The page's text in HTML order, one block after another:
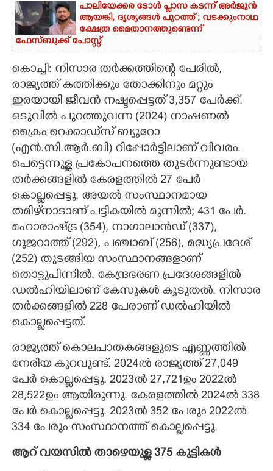
LITERATURE
ZOOM
CONTACT US
പാലിയേക്കര ടോൾ പ്ലാസ കടന്ന് അർജുൻ
ആയങ്കി,​ ദൃശ്യങ്ങൾ പുറത്ത് ; വടക്കുംനാഥ
ക്ഷേത്ര മൈതാനത്തുണ്ടെന്ന്
ഫേസ്ബുക്ക് പോസ്റ്റ്
കൊച്ചി: നിസാര തർക്കത്തിന്റെ പേരിൽ,
രാജ്യത്ത് കത്തിക്കും തോക്കിനും മറ്റും
ഇരയായി ജീവൻ നഷ്ടപ്പെട്ടത് 3,357 പേർക്ക്.
ഒടുവിൽ പുറത്തുവന്ന (2024) നാഷണൽ
ക്രൈം റെക്കാഡ്‌സ് ബ്യൂറോ
(എൻ.സി.ആർ.ബി) റിപ്പോർട്ടിലാണ് വിവരം.
പെട്ടെന്നുള്ള പ്രകോപനത്തെ തുടർന്നുണ്ടായ
തർക്കങ്ങളിൽ കേരളത്തിൽ 27 പേർ
കൊല്ലപ്പെട്ടു. അയൽ സംസ്ഥാനമായ
തമിഴ്‌നാടാണ് പട്ടികയിൽ മുന്നിൽ; 431 പേർ.
മഹാരാഷ്ട്ര (354), നാഗാലാൻഡ് (337),
ഗുജറാത്ത് (292), പഞ്ചാബ് (256), മദ്ധ്യപ്രദേശ്
(252) തുടങ്ങിയ സംസ്ഥാനങ്ങളാണ്
തൊട്ടുപിന്നിൽ. കേന്ദ്രഭരണ പ്രദേശങ്ങളിൽ
ഡൽഹിയിലാണ് കേസുകൾ കൂടുതൽ. നിസാര
തർക്കങ്ങളിൽ 228 പേരാണ് ഡൽഹിയിൽ
കൊല്ലപ്പെട്ടത്.
രാജ്യത്ത് കൊലപാതകങ്ങളുടെ എണ്ണത്തിൽ
നേരിയ കുറവുണ്ട്. 2024ൽ രാജ്യത്ത് 27,049
പേർ കൊല്ലപ്പെട്ടു. 2023ൽ 27,721ഉം 2022ൽ
28,522ഉം ആയിരുന്നു. കേരളത്തിൽ 2024ൽ 338
പേർ കൊല്ലപ്പെട്ടു. 2023ൽ 352 പേരും 2022ൽ
334 പേരും സംസ്ഥാനത്ത് കൊല്ലപ്പെട്ടു.
ആറ് വയസിൽ താഴെയുള്ള 375 കുട്ടികൾ